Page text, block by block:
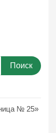
Поиск
№ 25»